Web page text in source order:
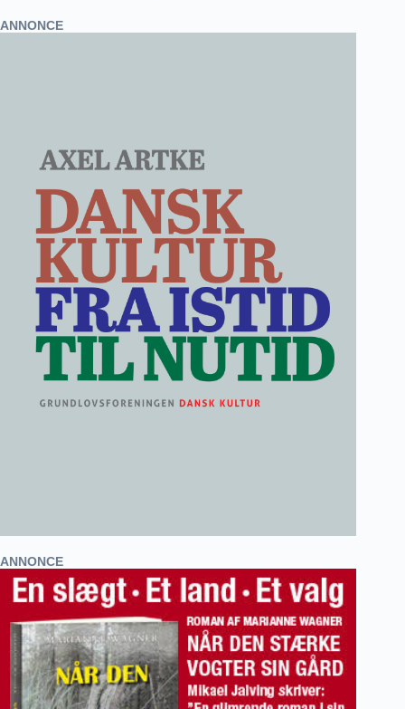
ANNONCE
ANNONCE